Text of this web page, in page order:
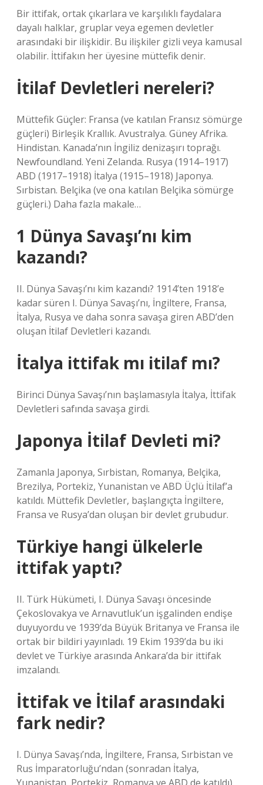
Bir ittifak, ortak çıkarlara ve karşılıklı faydalara
dayalı halklar, gruplar veya egemen devletler
arasındaki bir ilişkidir. Bu ilişkiler gizli veya kamusal
olabilir. İttifakın her üyesine müttefik denir.
İtilaf Devletleri nereleri?
Müttefik Güçler: Fransa (ve katılan Fransız sömürge
güçleri) Birleşik Krallık. Avustralya. Güney Afrika.
Hindistan. Kanada’nın İngiliz denizaşırı toprağı.
Newfoundland. Yeni Zelanda. Rusya (1914–1917)
ABD (1917–1918) İtalya (1915–1918) Japonya.
Sırbistan. Belçika (ve ona katılan Belçika sömürge
güçleri.) Daha fazla makale…
1 Dünya Savaşı’nı kim
kazandı?
II. Dünya Savaşı’nı kim kazandı? 1914’ten 1918’e
kadar süren I. Dünya Savaşı’nı, İngiltere, Fransa,
İtalya, Rusya ve daha sonra savaşa giren ABD’den
oluşan İtilaf Devletleri kazandı.
İtalya ittifak mı itilaf mı?
Birinci Dünya Savaşı’nın başlamasıyla İtalya, İttifak
Devletleri safında savaşa girdi.
Japonya İtilaf Devleti mi?
Zamanla Japonya, Sırbistan, Romanya, Belçika,
Brezilya, Portekiz, Yunanistan ve ABD Üçlü İtilaf’a
katıldı. Müttefik Devletler, başlangıçta İngiltere,
Fransa ve Rusya’dan oluşan bir devlet grubudur.
Türkiye hangi ülkelerle
ittifak yaptı?
II. Türk Hükümeti, I. Dünya Savaşı öncesinde
Çekoslovakya ve Arnavutluk’un işgalinden endişe
duyuyordu ve 1939’da Büyük Britanya ve Fransa ile
ortak bir bildiri yayınladı. 19 Ekim 1939’da bu iki
devlet ve Türkiye arasında Ankara’da bir ittifak
imzalandı.
İttifak ve İtilaf arasındaki
fark nedir?
I. Dünya Savaşı’nda, İngiltere, Fransa, Sırbistan ve
Rus İmparatorluğu’ndan (sonradan İtalya,